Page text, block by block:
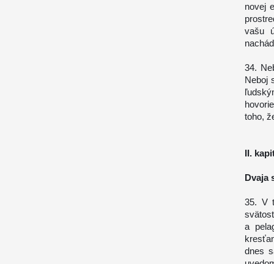
novej
vašu
34.
Neboj
toho,
II.
Dvaja
35. V
a
dnes